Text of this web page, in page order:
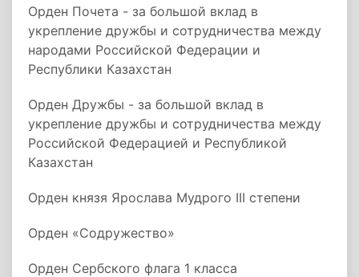
Орден Почета - за большой вклад в
укрепление дружбы и сотрудничества между
народами Российской Федерации и
Республики Казахстан
Орден Дружбы - за большой вклад в
укрепление дружбы и сотрудничества между
Российской Федерацией и Республикой
Казахстан
Орден князя Ярослава Мудрого III степени
Орден «Содружество»
Орден Сербского флага 1 класса